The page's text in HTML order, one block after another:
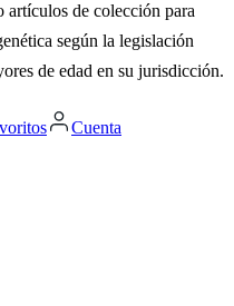
artículos de colección para
según la legislación
de edad en su jurisdicción.
Cuenta